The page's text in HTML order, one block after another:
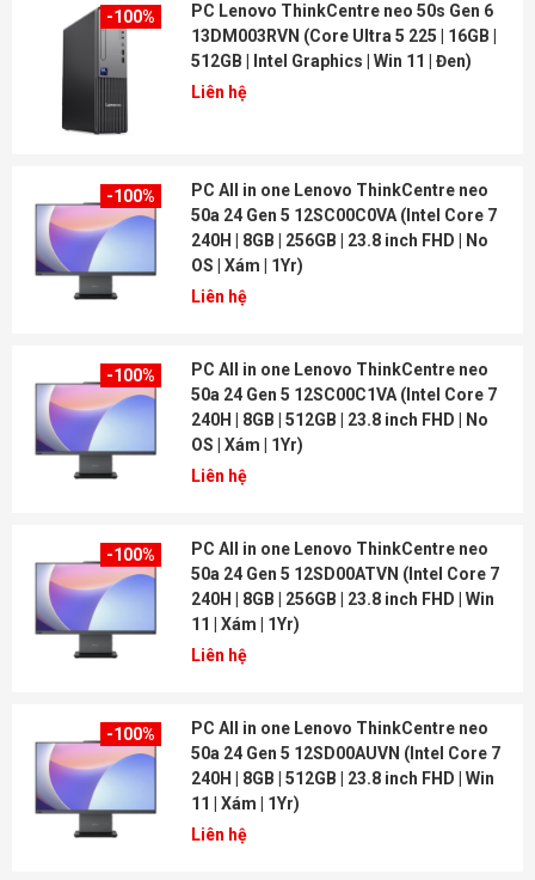
-100%
PC Lenovo ThinkCentre neo 50s Gen 6
13DM003RVN (Core Ultra 5 225 | 16GB |
512GB | Intel Graphics | Win 11 | Đen)
Liên hệ
-100%
PC All in one Lenovo ThinkCentre neo
50a 24 Gen 5 12SC00C0VA (Intel Core 7
240H | 8GB | 256GB | 23.8 inch FHD | No
OS | Xám | 1Yr)
Liên hệ
-100%
PC All in one Lenovo ThinkCentre neo
50a 24 Gen 5 12SC00C1VA (Intel Core 7
240H | 8GB | 512GB | 23.8 inch FHD | No
OS | Xám | 1Yr)
Liên hệ
-100%
PC All in one Lenovo ThinkCentre neo
50a 24 Gen 5 12SD00ATVN (Intel Core 7
240H | 8GB | 256GB | 23.8 inch FHD | Win
11 | Xám | 1Yr)
Liên hệ
-100%
PC All in one Lenovo ThinkCentre neo
50a 24 Gen 5 12SD00AUVN (Intel Core 7
240H | 8GB | 512GB | 23.8 inch FHD | Win
11 | Xám | 1Yr)
Liên hệ